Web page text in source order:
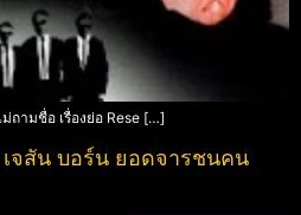
ถามชื่อ เรื่องย่อ Rese […]
จสัน บอร์น ยอดจารชนคน